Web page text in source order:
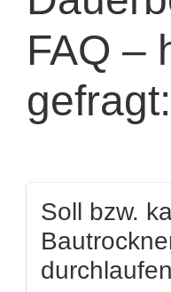
FAQ –
gefragt:
Soll bzw.